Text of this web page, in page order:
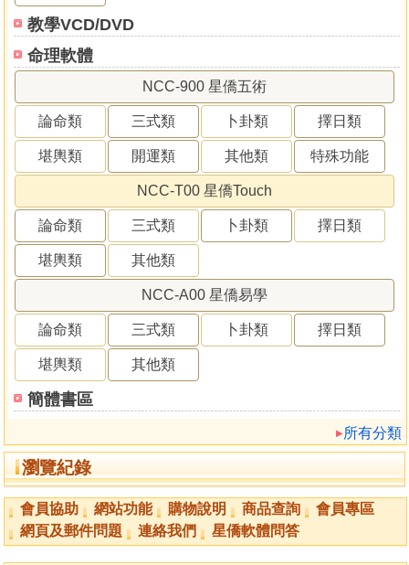
教學VCD/DVD
命理軟體
NCC-900 星僑五術
論命類 三式類 卜卦類 擇日類
堪輿類 開運類 其他類 特殊功能
NCC-T00 星僑Touch
論命類 三式類 卜卦類 擇日類
堪輿類 其他類
NCC-A00 星僑易學
論命類 三式類 卜卦類 擇日類
堪輿類 其他類
簡體書區
所有分類
瀏覽紀錄
會員協助 網站功能 購物說明 商品查詢
會員專區
網頁及郵件問題
連絡我們 星僑軟體問答